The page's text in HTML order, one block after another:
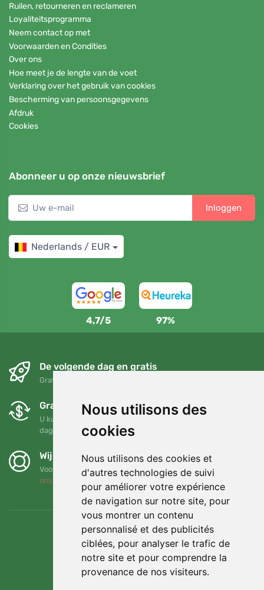
Nous utilisons des
cookies
Nous utilisons des cookies et
d'autres technologies de suivi
pour améliorer votre expérience
de navigation sur notre site, pour
vous montrer un contenu
personnalisé et des publicités
ciblées, pour analyser le trafic de
notre site et pour comprendre la
provenance de nos visiteurs.
Ruilen, retourneren en reclameren
Loyaliteitsprogramma
Neem contact op met
Voorwaarden en Condities
Over ons
Hoe meet je de lengte van de voet
Verklaring over het gebruik van cookies
Bescherming van persoonsgegevens
Afdruk
Cookies
Abonneer u op onze nieuwsbrief
Inloggen
Nederlands / EUR
4,7/5 97%
De volgende dag en gratis
Gratis verzending voor bestellingen boven 95 EUR
Gratis ruilen en retourneren
U kunt uw bestelling op elk gewenst moment binnen 90
dagen retourneren of ruilen
Wij steunen Trees.org
Voor elke bestelling planten we een boom! Lees meer
ons